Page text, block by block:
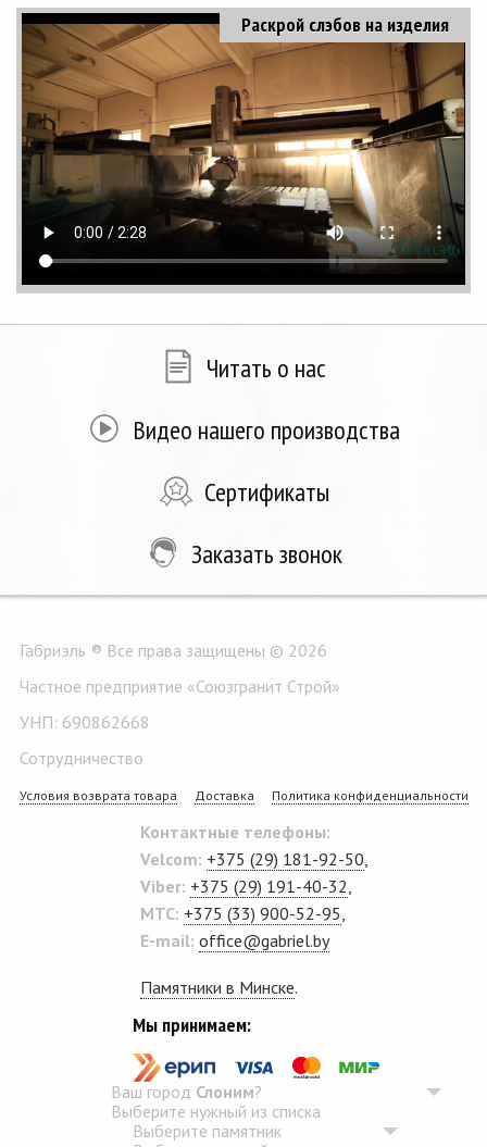
Раскрой слэбов на изделия
Читать о нас
Видео нашего производства
Сертификаты
Заказать звонок
Габриэль ® Все права защищены © 2026
Частное предприятие «Союзгранит Строй»
УНП: 690862668
Сотрудничество
Условия возврата товара Доставка Политика конфиденциальности
Контактные телефоны:
Velcom: +375 (29) 181-92-50,
Viber: +375 (29) 191-40-32,
MTC: +375 (33) 900-52-95,
E-mail: office@gabriel.by
Памятники в Минске.
Мы принимаем:
Ваш город Слоним?
Выберите нужный из списка
Выберите памятник